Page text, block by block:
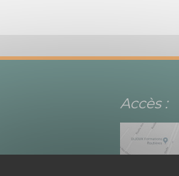
Accès :